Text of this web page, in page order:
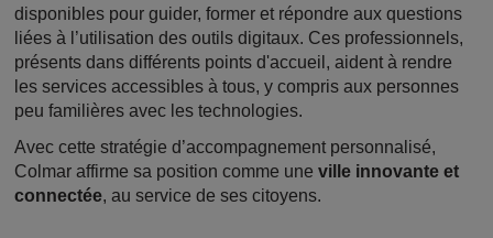
disponibles pour guider, former et répondre aux questions
liées à l’utilisation des outils digitaux. Ces professionnels,
présents dans différents points d'accueil, aident à rendre
les services accessibles à tous, y compris aux personnes
peu familières avec les technologies.
Avec cette stratégie d’accompagnement personnalisé,
Colmar affirme sa position comme une ville innovante et
connectée, au service de ses citoyens.